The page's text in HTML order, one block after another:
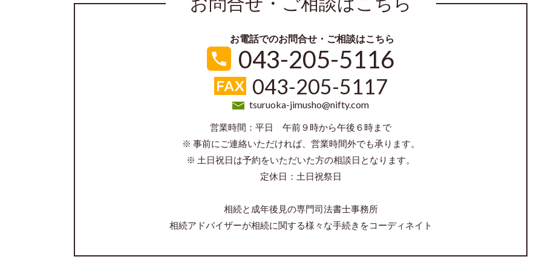
お電話でのお問合せ・ご相談はこちら
043-205-5116
043-205-5117
tsuruoka-jimusho@nifty.com
営業時間：平日 午前９時から午後６時まで
※ 事前にご連絡いただければ、営業時間外でも承ります。
※ 土日祝日は予約をいただいた方の相談日となります。
定休日：土日祝祭日
相続と成年後見の専門司法書士事務所
相続アドバイザーが相続に関する様々な手続きをコーディネイト